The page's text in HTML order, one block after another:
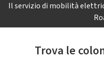
Il servizio di mobilità
Trova le